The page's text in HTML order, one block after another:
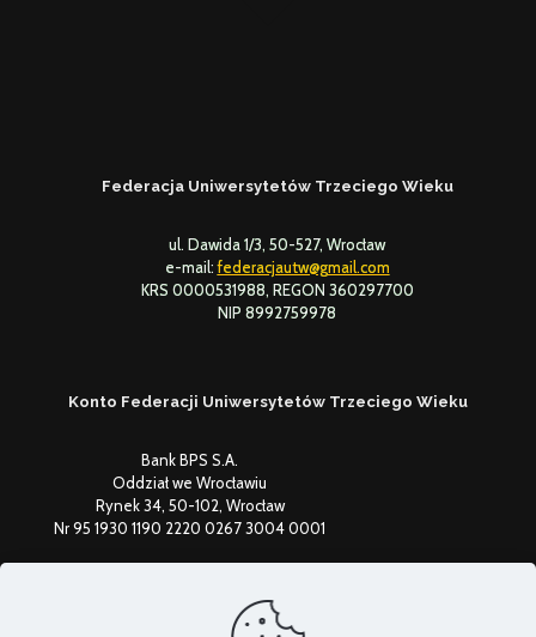
Federacja Uniwersytetów Trzeciego Wieku
ul. Dawida 1/3, 50-527, Wrocław
e-mail:federacjautw@gmail.com
KRS 0000531988, REGON 360297700
NIP 8992759978
Konto Federacji Uniwersytetów Trzeciego Wieku
Bank BPS S.A.
Oddział we Wrocławiu
Rynek 34, 50-102, Wrocław
Nr 95 1930 1190 2220 0267 3004 0001
Federacja Uniwersytetów Trzeciego Wieku